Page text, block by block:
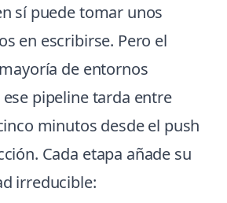
sí puede tomar unos
en escribirse. Pero el
de entornos
pipeline tarda entre
minutos desde el push
Cada etapa añade su
irreducible: